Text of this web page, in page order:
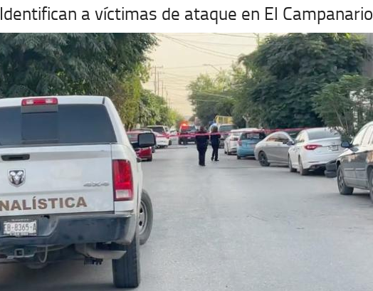
Identifican a víctimas de ataque en El Campanario